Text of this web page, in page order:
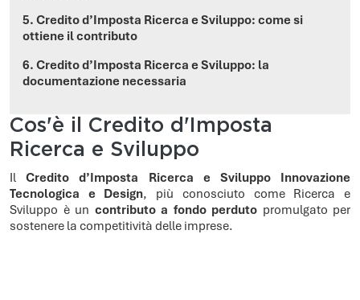
5. Credito d’Imposta Ricerca e Sviluppo: come si
ottiene il contributo
6. Credito d’Imposta Ricerca e Sviluppo: la
documentazione necessaria
Cos'è il Credito d'Imposta
Ricerca e Sviluppo
IlCredito d’Imposta Ricerca e Sviluppo Innovazione
Tecnologica e Design, più conosciuto come Ricerca e
Sviluppo è un contributo a fondo perduto promulgato per
sostenere la competitività delle imprese.